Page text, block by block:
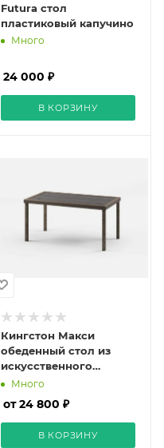
Futura стол
пластиковый капучино
Много
24 000 ₽
В КОРЗИНУ
Кингстон Макси
обеденный стол из
искусственного
ротанга (dark brown)
Много
от 24 800 ₽
В КОРЗИНУ